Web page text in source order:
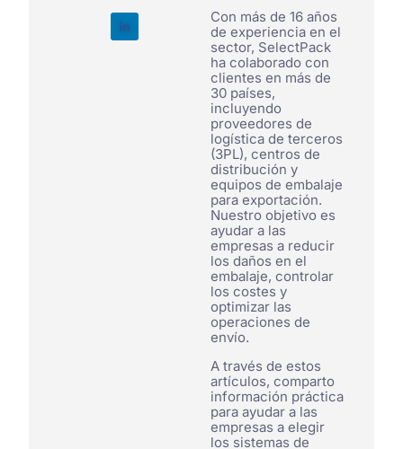
Con más de 16 años
de experiencia en el
sector, SelectPack
ha colaborado con
clientes en más de
30 países,
incluyendo
proveedores de
logística de terceros
(3PL), centros de
distribución y
equipos de embalaje
para exportación.
Nuestro objetivo es
ayudar a las
empresas a reducir
los daños en el
embalaje, controlar
los costes y
optimizar las
operaciones de
envío.
A través de estos
artículos, comparto
información práctica
para ayudar a las
empresas a elegir
los sistemas de